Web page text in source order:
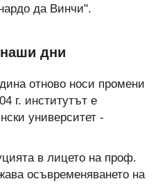
да Винчи".
наши дни
отново носи промени
г. институтът е
университет -
в лицето на проф.
осъвременяването на